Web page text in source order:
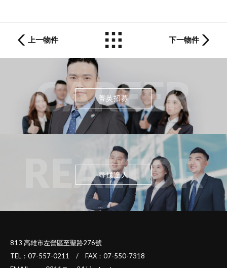
上一物件 下一物件
CAREER
菁英招募
REALTOR
尋找達人
813 高雄市左營區至聖路276號
TEL：07-557-0211 / FAX：07-550-7318